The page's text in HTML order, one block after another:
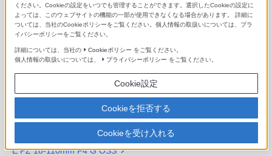
FE 200-600mm F5.6-6.3 G OSS
FE 400-800mm F6.3-8 G OSS
E PZ 10-20mm F4 G
E PZ 16-50mm F3.5-5.6 OSS II
E PZ 18-110mm F4 G OSS
ください。Cookieの設定をいつでも管理することができます。選択したCookieの設定に
よっては、このウェブサイトの機能の一部が使用できなくなる場合があります。 詳細に
ついては、当社のCookieポリシーをご覧ください。個人情報の取扱いについては、プラ
イバシーポリシーをご覧ください。
詳細については、当社の Cookieポリシー をご覧ください。
個人情報の取扱いについては、
プライバシーポリシー をご覧ください。
Cookie設定
Cookieを拒否する
Cookieを受け入れる